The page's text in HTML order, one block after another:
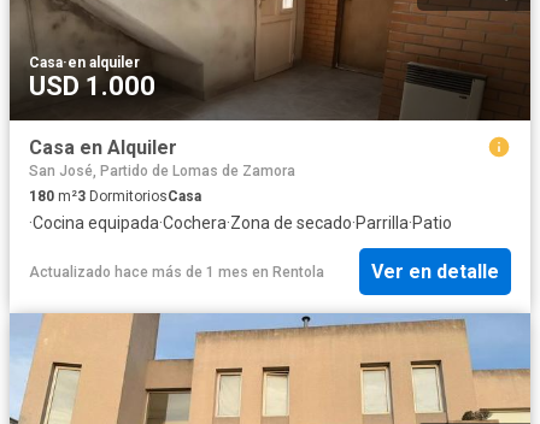
Casa·en alquiler
USD 1.000
Casa en Alquiler
San José, Partido de Lomas de Zamora
180 m²3 DormitoriosCasa
·Cocina equipada·Cochera·Zona de secado·Parrilla·Patio
Actualizado hace más de 1 mes en Rentola Ver en detalle